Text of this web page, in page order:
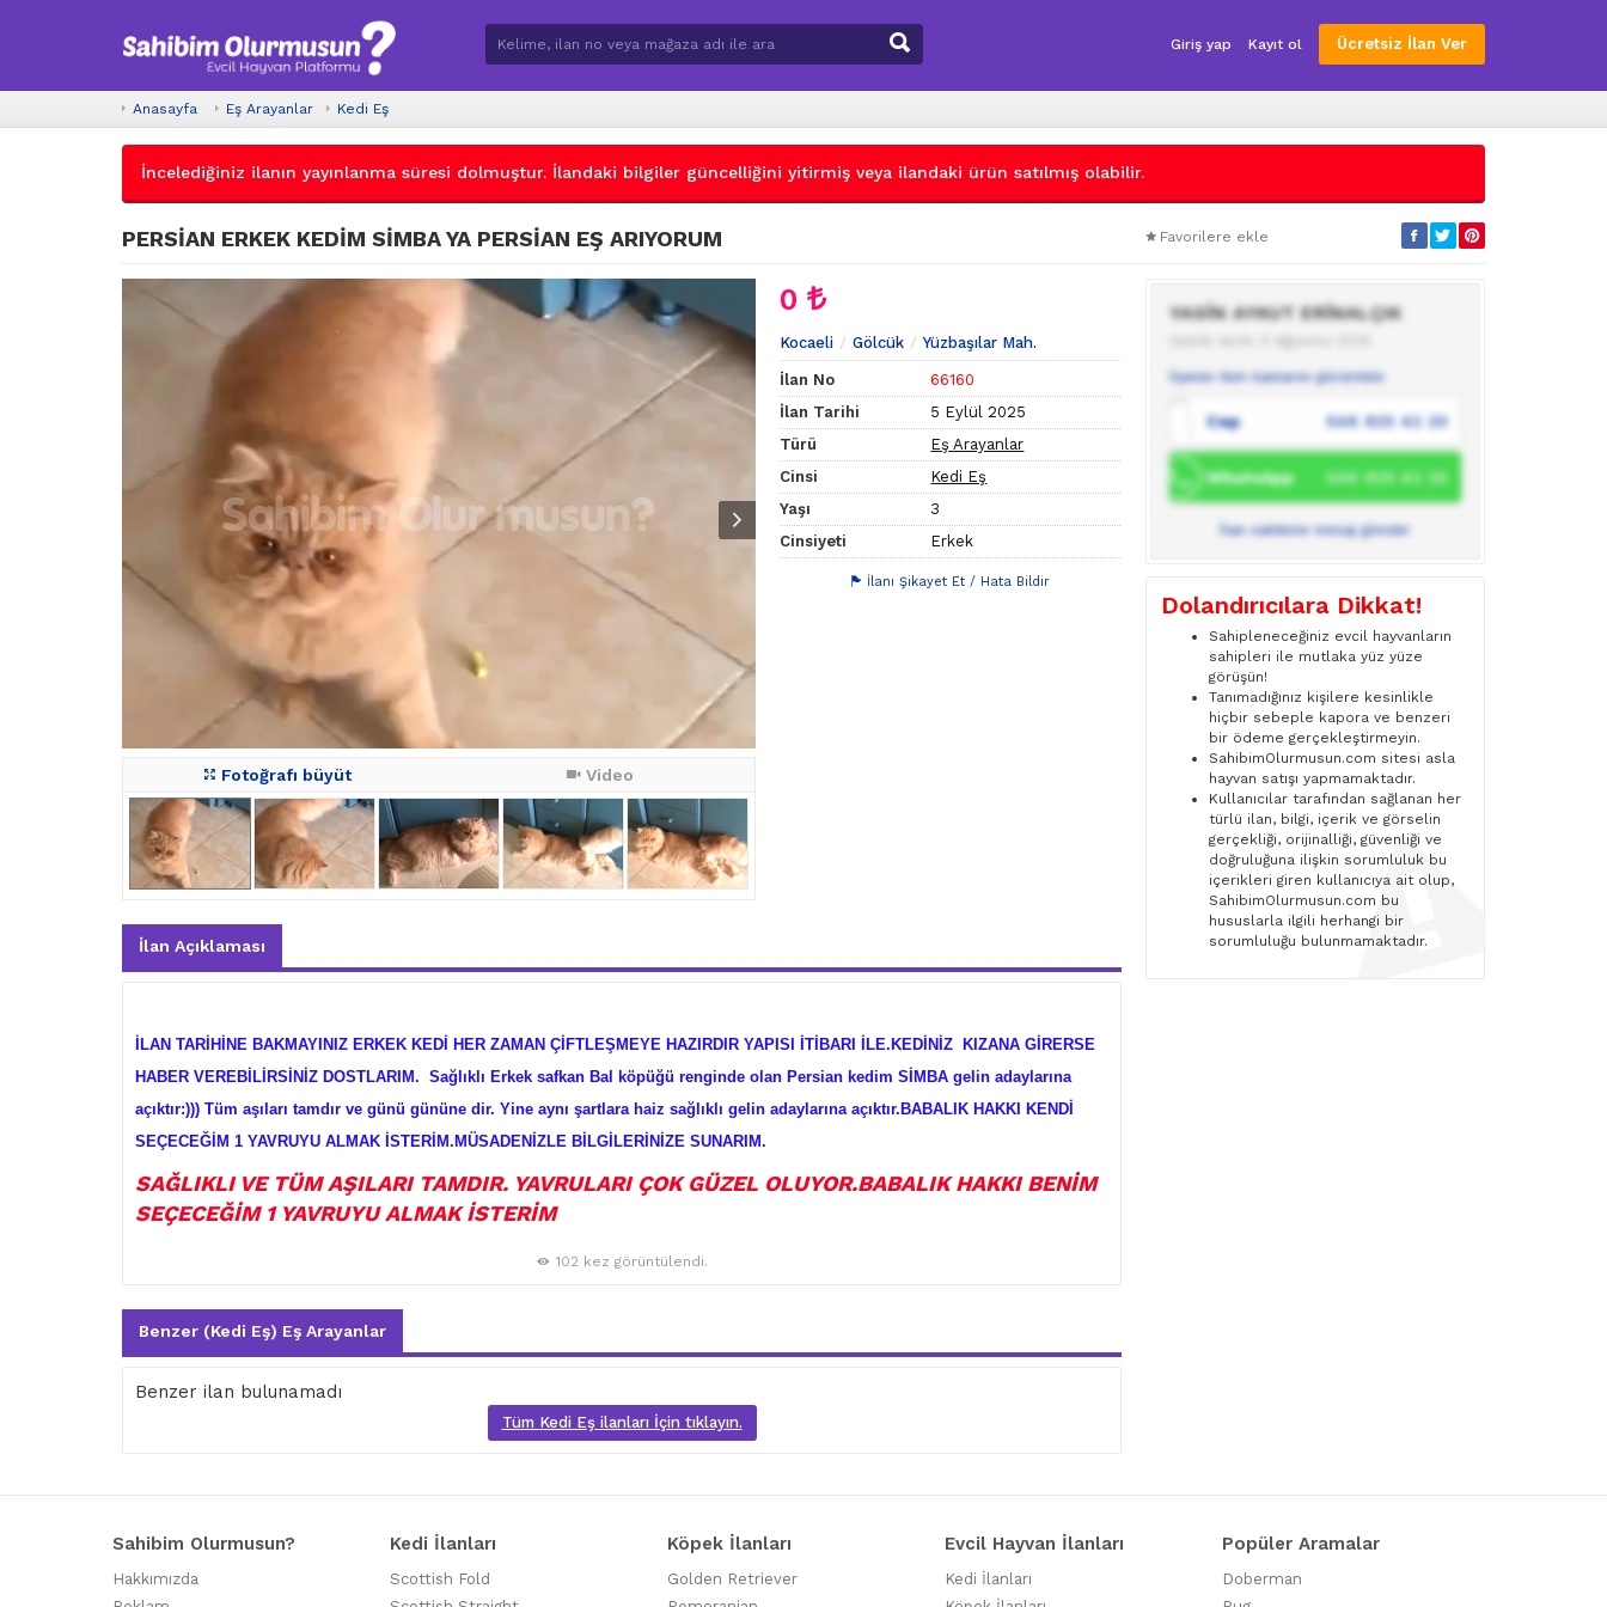
Giriş yap Kayıt ol Ücretsiz İlan Ver
Anasayfa Eş Arayanlar Kedi Eş
İncelediğiniz ilanın yayınlanma süresi dolmuştur. İlandaki bilgiler güncelliğini yitirmiş veya ilandaki ürün satılmış olabilir.
PERSİAN ERKEK KEDİM SİMBA YA PERSİAN EŞ ARIYORUM Favorilere ekle
Fotoğrafı büyüt Video
0
Kocaeli Gölcük Yüzbaşılar Mah.
İlan No
66160
İlan Tarihi
5 Eylül 2025
Türü
Eş Arayanlar
Cinsi
Kedi Eş
Yaşı
3
Cinsiyeti
Erkek
İlanı Şikayet Et / Hata Bildir
İlan Açıklaması
İLAN TARİHİNE BAKMAYINIZ ERKEK KEDİ HER ZAMAN ÇİFTLEŞMEYE HAZIRDIR YAPISI İTİBARI İLE.KEDİNİZ KIZANA GİRERSE
HABER VEREBİLİRSİNİZ DOSTLARIM. Sağlıklı Erkek safkan Bal köpüğü renginde olan Persian kedim SİMBA gelin adaylarına
açıktır:))) Tüm aşıları tamdır ve günü gününe dir. Yine aynı şartlara haiz sağlıklı gelin adaylarına açıktır.BABALIK HAKKI KENDİ
SEÇECEĞİM 1 YAVRUYU ALMAK İSTERİM.MÜSADENİZLE BİLGİLERİNİZE SUNARIM.
SAĞLIKLI VE TÜM AŞILARI TAMDIR. YAVRULARI ÇOK GÜZEL OLUYOR.BABALIK HAKKI BENİM
SEÇECEĞİM 1 YAVRUYU ALMAK İSTERİM
102 kez görüntülendi.
Benzer (Kedi Eş) Eş Arayanlar
Benzer ilan bulunamadı
Tüm Kedi Eş ilanları İçin tıklayın.
YASİN AYKUT ERİNALÇIK
Üyenin tüm ilanlarını görüntüle
Cep 546 925 42 20
WhatsApp 546 925 42 20
İlan sahibine mesaj gönder
Dolandırıcılara Dikkat!
Sahipleneceğiniz evcil hayvanların
sahipleri ile mutlaka yüz yüze
görüşün!
Tanımadığınız kişilere kesinlikle
hiçbir sebeple kapora ve benzeri
bir ödeme gerçekleştirmeyin.
SahibimOlurmusun.com sitesi asla
hayvan satışı yapmamaktadır.
Kullanıcılar tarafından sağlanan her
türlü ilan, bilgi, içerik ve görselin
gerçekliği, orijinalliği, güvenliği ve
doğruluğuna ilişkin sorumluluk bu
içerikleri giren kullanıcıya ait olup,
SahibimOlurmusun.com bu
hususlarla ilgili herhangi bir
sorumluluğu bulunmamaktadır.
Sahibim Olurmusun?
Hakkımızda
Kedi İlanları
Scottish Fold
Köpek İlanları
Golden Retriever
Evcil Hayvan İlanları
Kedi İlanları
Popüler Aramalar
Doberman